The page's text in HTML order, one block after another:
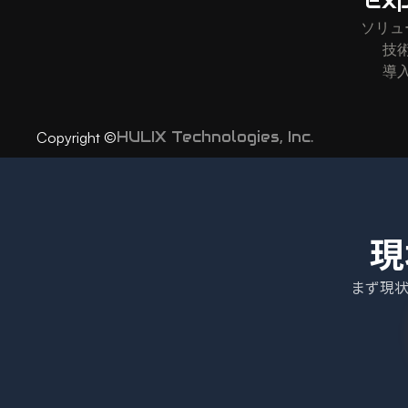
ソリ
技
導
Copyright ©HULIX Technologies, Inc.
まず現